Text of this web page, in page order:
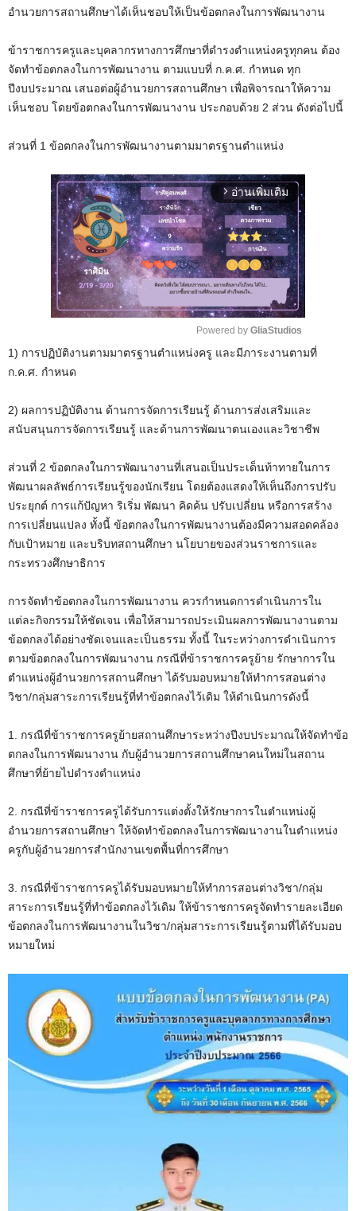
อำนวยการสถานศึกษาได้เห็นชอบให้เป็นข้อตกลงในการพัฒนางาน
ข้าราชการครูและบุคลากรทางการศึกษาที่ดำรงตำแหน่งครูทุกคน ต้อง
จัดทำข้อตกลงในการพัฒนางาน ตามแบบที่ ก.ค.ศ. กำหนด ทุก
ปีงบประมาณ เสนอต่อผู้อำนวยการสถานศึกษา เพื่อพิจารณาให้ความ
เห็นชอบ โดยข้อตกลงในการพัฒนางาน ประกอบด้วย 2 ส่วน ดังต่อไปนี้
ส่วนที่ 1 ข้อตกลงในการพัฒนางานตามมาตรฐานตำแหน่ง
arrow_forward_ios อ่านเพิ่มเติม
e
Powered by GliaStudios
1) การปฏิบัติงานตามมาตรฐานตำแหน่งครู และมีภาระงานตามที่
ก.ค.ศ. กำหนด
2) ผลการปฏิบัติงาน ด้านการจัดการเรียนรู้ ด้านการส่งเสริมและ
สนับสนุนการจัดการเรียนรู้ และด้านการพัฒนาตนเองและวิชาชีพ
ส่วนที่ 2 ข้อตกลงในการพัฒนางานที่เสนอเป็นประเด็นท้าทายในการ
พัฒนาผลลัพธ์การเรียนรู้ของนักเรียน โดยต้องแสดงให้เห็นถึงการปรับ
ประยุกต์ การแก้ปัญหา ริเริ่ม พัฒนา คิดค้น ปรับเปลี่ยน หรือการสร้าง
การเปลี่ยนแปลง ทั้งนี้ ข้อตกลงในการพัฒนางานต้องมีความสอดคล้อง
กับเป้าหมาย และบริบทสถานศึกษา นโยบายของส่วนราชการและ
กระทรวงศึกษาธิการ
การจัดทำข้อตกลงในการพัฒนางาน ควรกำหนดการดำเนินการใน
แต่ละกิจกรรมให้ชัดเจน เพื่อให้สามารถประเมินผลการพัฒนางานตาม
ข้อตกลงได้อย่างชัดเจนและเป็นธรรม ทั้งนี้ ในระหว่างการดำเนินการ
ตามข้อตกลงในการพัฒนางาน กรณีที่ข้าราชการครูย้าย รักษาการใน
ตำแหน่งผู้อำนวยการสถานศึกษา ได้รับมอบหมายให้ทำการสอนต่าง
วิชา/กลุ่มสาระการเรียนรู้ที่ทำข้อตกลงไว้เดิม ให้ดำเนินการดังนี้
1. กรณีที่ข้าราชการครูย้ายสถานศึกษาระหว่างปีงบประมาณให้จัดทำข้อ
ตกลงในการพัฒนางาน กับผู้อำนวยการสถานศึกษาคนใหม่ในสถาน
ศึกษาที่ย้ายไปดำรงตำแหน่ง
2. กรณีที่ข้าราชการครูได้รับการแต่งตั้งให้รักษาการในตำแหน่งผู้
อำนวยการสถานศึกษา ให้จัดทำข้อตกลงในการพัฒนางานในตำแหน่ง
ครูกับผู้อำนวยการสำนักงานเขตพื้นที่การศึกษา
3. กรณีที่ข้าราชการครูได้รับมอบหมายให้ทำการสอนต่างวิชา/กลุ่ม
สาระการเรียนรู้ที่ทำข้อตกลงไว้เดิม ให้ข้าราชการครูจัดทำรายละเอียด
ข้อตกลงในการพัฒนางานในวิชา/กลุ่มสาระการเรียนรู้ตามที่ได้รับมอบ
หมายใหม่